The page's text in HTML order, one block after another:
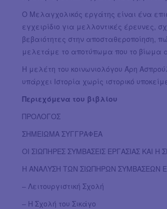
Ο Μελαγχολικός εργάτης είναι ένα
εγχειρίδιο για μελλοντικές έρευνες,
βεβαιότητες στην αποσταθεροποίηση,
μελετάμε το αποτύπωμα που το βίωμα
Η μελέτη του κοινωνιολόγου Άρη
υπάρχει Ιστορία χωρίς ιστορικό
Περιεχόμενα του βιβλίου
ΠΡΟΛΟΓΟΣ
ΣΗΜΕΙΩΜΑ ΣΥΓΓΡΑΦΕΑ
ΟΙ ΣΙΩΠΗΡΕΣ ΣΥΜΒΑΣΕΙΣ ΕΡΓΑΣΙΑΣ ΚΑΙ
Η ΑΝΑΛΥΣΗ ΤΩΝ ΣΙΩΠΗΡΩΝ ΣΥΜΒΑΣΕΩΝ
– Λειτουργιστική Σχολή
– Η Σχολή του Σικάγο